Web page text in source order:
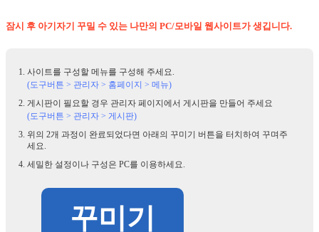
잠시 후 아기자기 꾸밀 수 있는 나만의 PC/모바일 웹사이트가 생깁니다.
사이트를 구성할 메뉴를 구성해 주세요.
(도구버튼 > 관리자 > 홈페이지 > 메뉴)
게시판이 필요할 경우 관리자 페이지에서 게시판을 만들어 주세요
(도구버튼 > 관리자 > 게시판)
위의 2개 과정이 완료되었다면 아래의 꾸미기 버튼을 터치하여 꾸며주
세요.
세밀한 설정이나 구성은 PC를 이용하세요.
꾸미기